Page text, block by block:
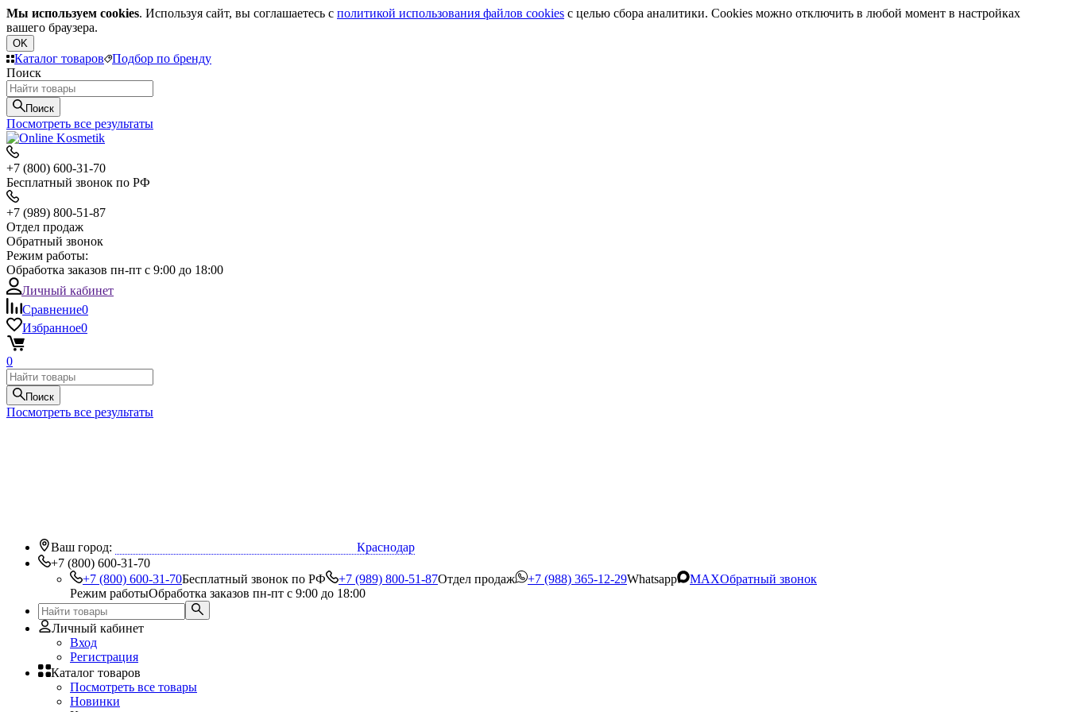
Мы используем cookies. Используя сайт, вы соглашаетесь с политикой использования файлов cookies с целью сбора аналитики. Cookies можно отключить в любой момент в настройках
вашего браузера.
OK
Каталог товаров
Подбор по бренду
Поиск
Поиск
Посмотреть все результаты
+7 (800) 600-31-70
Бесплатный звонок по РФ
+7 (989) 800-51-87
Отдел продаж
Обратный звонок
Режим работы:
Обработка заказов пн-пт с 9:00 до 18:00
Личный кабинет
Сравнение0
Избранное0
0
Поиск
Посмотреть все результаты
Ваш город:
Краснодар
+7 (800) 600-31-70
+7 (800) 600-31-70Бесплатный звонок по РФ +7 (989) 800-51-87Отдел продаж +7 (988) 365-12-29Whatsapp MAXОбратный звонок
Режим работыОбработка заказов пн-пт с 9:00 до 18:00
Личный кабинет
Вход
Регистрация
Каталог товаров
Посмотреть все товары
Новинки